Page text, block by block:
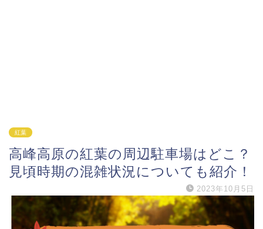
紅葉
高峰高原の紅葉の周辺駐車場はどこ？
見頃時期の混雑状況についても紹介！
2023年10月5日